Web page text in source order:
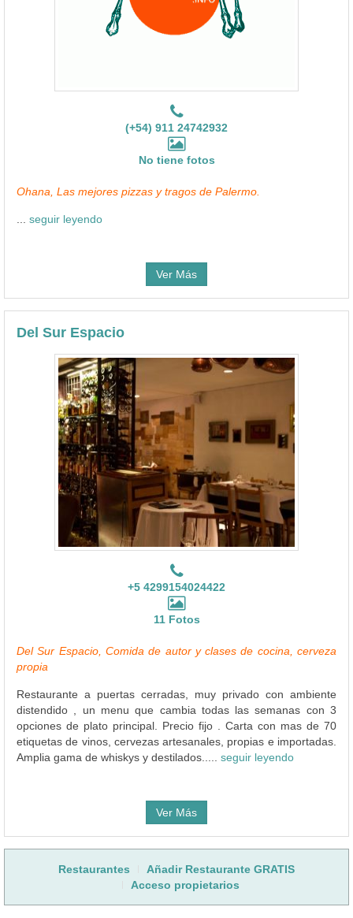
(+54) 911 24742932
No tiene fotos
Ohana, Las mejores pizzas y tragos de Palermo.
seguir leyendo
Ver Más
Del Sur Espacio
+5 4299154024422
11 Fotos
Del Sur Espacio, Comida de autor y clases de cocina, cerveza
propia
Restaurante a puertas cerradas, muy privado con ambiente
distendido , un menu que cambia todas las semanas con 3
opciones de plato principal. Precio fijo . Carta con mas de 70
etiquetas de vinos, cervezas artesanales, propias e importadas.
Amplia gama de whiskys y destilados..... seguir leyendo
Ver Más
Restaurantes
Añadir Restaurante GRATIS
Acceso propietarios